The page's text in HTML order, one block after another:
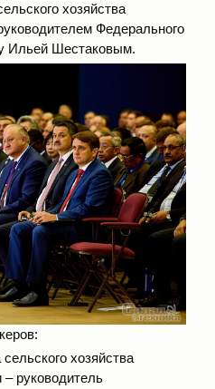
хозяйства
Федерального
Ильей Шестаковым.
хозяйства
руководитель